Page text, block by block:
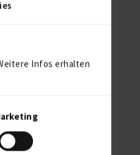
Infos erhalten